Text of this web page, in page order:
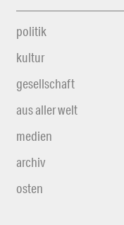
politik
kultur
gesellschaft
aus aller welt
medien
archiv
osten